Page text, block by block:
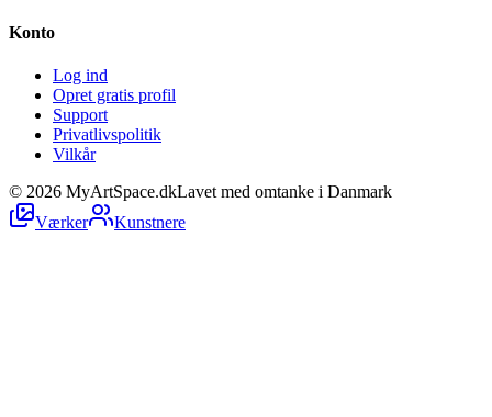
Konto
Log ind
Opret gratis profil
Support
Privatlivspolitik
Vilkår
© 2026 MyArtSpace.dkLavet med omtanke i Danmark
Værker
Kunstnere